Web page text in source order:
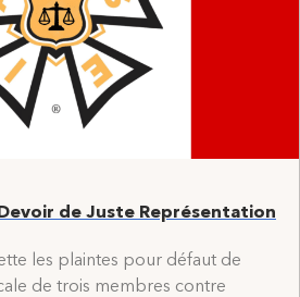
Devoir de Juste Représentation
les plaintes pour défaut de
de trois membres contre